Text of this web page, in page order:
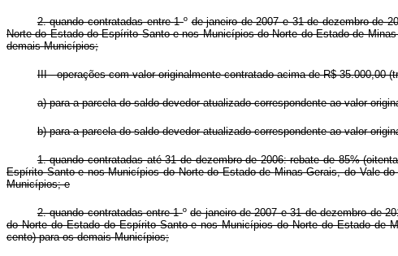
2. quando contratadas entre 1ºde janeiro de 2007 e 31 de dezembro de
Norte do Estado do Espírito Santo e nos Municípios do Norte do Estado de
demais Municípios;
III - operações com valor originalmente contratado acima de R$ 35.000,00
a) para a parcela do saldo devedor atualizado correspondente ao valor
b) para a parcela do saldo devedor atualizado correspondente ao valor
1. quando contratadas até 31 de dezembro de 2006: rebate de 85%
Espírito Santo e nos Municípios do Norte do Estado de Minas Gerais, do Vale
Municípios; e
2. quando contratadas entre 1ºde janeiro de 2007 e 31 de dezembro de
do Norte do Estado do Espírito Santo e nos Municípios do Norte do Estado de
cento) para os demais Municípios;